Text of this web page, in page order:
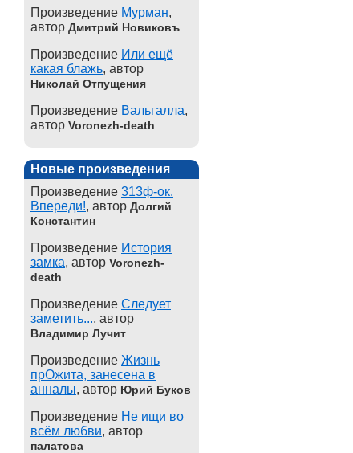
Произведение Мурман,
автор Дмитрий Новиковъ
Произведение Или ещё
какая блажь, автор
Николай Отпущения
Произведение Вальгалла,
автор Voronezh-death
Новые произведения
Произведение 313ф-ок.
Впереди!, автор Долгий
Константин
Произведение История
замка, автор Voronezh-
death
Произведение Следует
заметить..., автор
Владимир Лучит
Произведение Жизнь
прОжита, занесена в
анналы, автор Юрий Буков
Произведение Не ищи во
всём любви, автор
палатова